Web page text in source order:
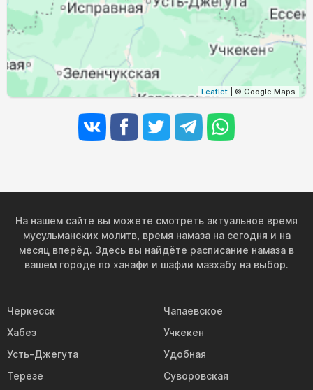
Leaflet | © Google Maps
На нашем сайте вы можете смотреть актуальное время
мусульманских молитв, время намаза на сегодня и на
месяц вперёд. Здесь вы найдёте расписание намаза в
вашем городе по ханафи и шафии мазхабу на выбор.
Черкесск
Чапаевское
Хабез
Учкекен
Усть-Джегута
Удобная
Терезе
Суворовская